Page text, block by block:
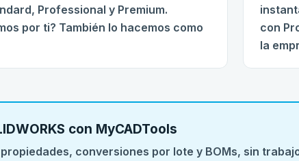
Professional y Premium.
por ti? También lo hacemos como
con
la
con MyCADTools
conversiones por lote y BOMs, sin